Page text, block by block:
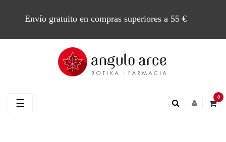
Envío gratuito en compras superiores a 55 €
0
Navegación
☰